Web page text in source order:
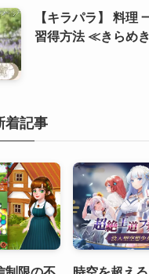
【キラパラ】 料理
習得方法 ≪きらめ
着記事